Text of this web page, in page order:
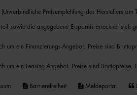
Preisempfehlung des Herstellers am
sowie die angegebene Ersparnis errechnet sich
um ein Finanzierungs-Angebot. Preise sind
um ein Leasing-Angebot. Preise sind Bruttopreise.
Barrierefreiheit Meldeportal